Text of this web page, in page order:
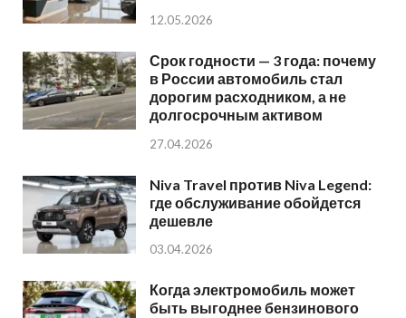
12.05.2026
Срок годности — 3 года: почему
в России автомобиль стал
дорогим расходником, а не
долгосрочным активом
27.04.2026
Niva Travel против Niva Legend:
где обслуживание обойдется
дешевле
03.04.2026
Когда электромобиль может
быть выгоднее бензинового